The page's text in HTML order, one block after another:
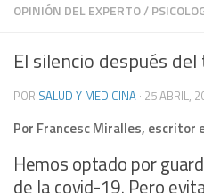
OPINIÓN DEL EXPERTO/
El silencio después
POR SALUD Y MEDICINA · 25 ABRIL,
Por Francesc Miralles, escritor
Hemos optado por